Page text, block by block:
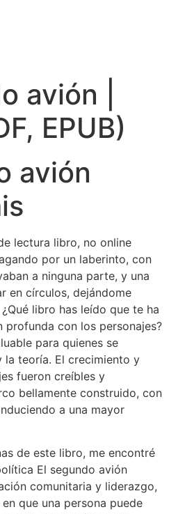
avión |
EPUB)
avión
lectura libro, no online
por un laberinto, con
a ninguna parte, y una
en círculos, dejándome
libro has leído que te ha
profunda con los personajes?
para quienes se
teoría. El crecimiento y
fueron creíbles y
bellamente construido, con
a una mayor
de este libro, me encontré
El segundo avión
comunitaria y liderazgo,
que una persona puede